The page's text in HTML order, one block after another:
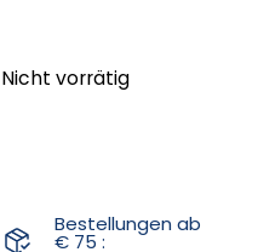
Nicht vorrätig
Bestellungen ab
€ 75 :